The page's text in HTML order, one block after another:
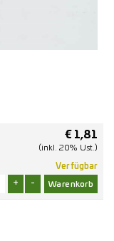
€ 1,81
(inkl. 20% Ust.)
Verfügbar
+ -